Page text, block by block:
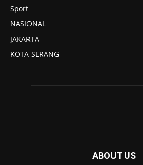
Sport
NASIONAL
JAKARTA
KOTA SERANG
ABOUT US